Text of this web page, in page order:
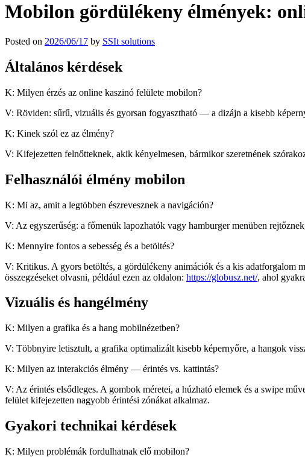
Mobilon gördülékeny élmények:
Posted on 2026/06/17 by SSIt solutions
Általános kérdések
K: Milyen érzés az online kaszinó felülete mobilon?
V: Röviden: sűrű, vizuális és gyorsan fogyasztható — a dizájn a kisebb
K: Kinek szól ez az élmény?
V: Kifejezetten felnőtteknek, akik kényelmesen, bármikor szeretnének
Felhasználói élmény mobilon
K: Mi az, amit a legtöbben észrevesznek a navigáción?
V: Az egyszerűség: a főmenük lapozhatók vagy hamburger menüben
K: Mennyire fontos a sebesség és a betöltés?
V: Kritikus. A gyors betöltés, a gördülékeny animációk és a kis adatforgalom
összegzéseket olvasni, például ezen az oldalon: https://globusz.net/, ahol
Vizuális és hangélmény
K: Milyen a grafika és a hang mobilnézetben?
V: Többnyire letisztult, a grafika optimalizált kisebb képernyőre, a hangok
K: Milyen az interakciós élmény — érintés vs. kattintás?
V: Az érintés elsődleges. A gombok méretei, a húzható elemek és a swipe
felület kifejezetten nagyobb érintési zónákat alkalmaz.
Gyakori technikai kérdések
K: Milyen problémák fordulhatnak elő mobilon?